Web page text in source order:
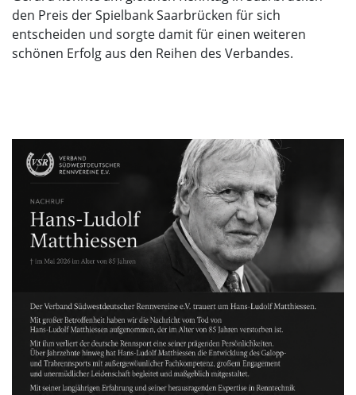
den Preis der Spielbank Saarbrücken für sich
entscheiden und sorgte damit für einen weiteren
schönen Erfolg aus den Reihen des Verbandes.